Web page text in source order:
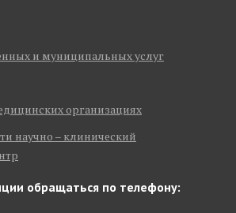
и муниципальных услуг
организациях
научно – клинический
обращаться по телефону: